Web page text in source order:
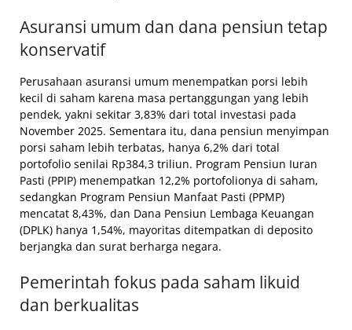
Asuransi umum dan dana pensiun tetap
konservatif
Perusahaan asuransi umum menempatkan porsi lebih
kecil di saham karena masa pertanggungan yang lebih
pendek, yakni sekitar 3,83% dari total investasi pada
November 2025. Sementara itu, dana pensiun menyimpan
porsi saham lebih terbatas, hanya 6,2% dari total
portofolio senilai Rp384,3 triliun. Program Pensiun Iuran
Pasti (PPIP) menempatkan 12,2% portofolionya di saham,
sedangkan Program Pensiun Manfaat Pasti (PPMP)
mencatat 8,43%, dan Dana Pensiun Lembaga Keuangan
(DPLK) hanya 1,54%, mayoritas ditempatkan di deposito
berjangka dan surat berharga negara.
Pemerintah fokus pada saham likuid
dan berkualitas